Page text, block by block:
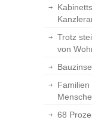
Trotz
von
Familien
68